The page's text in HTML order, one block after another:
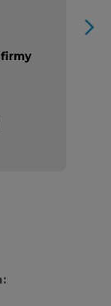
arrow_forward_ios